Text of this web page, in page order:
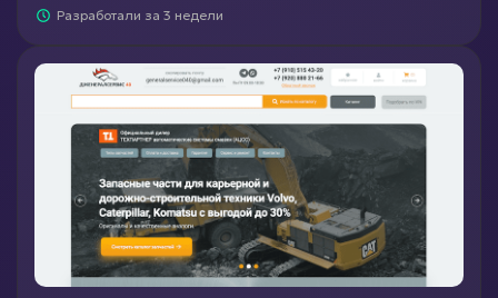
Разработали за 3 недели